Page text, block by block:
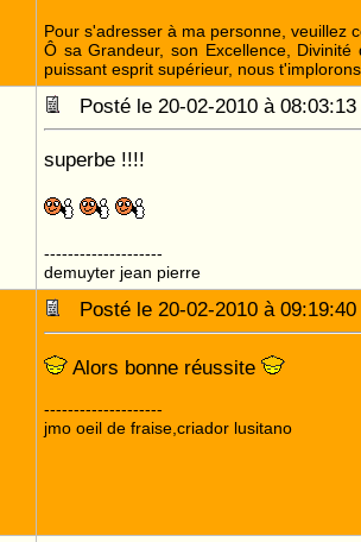
Pour s'adresser à ma personne, veuillez
Ô sa Grandeur, son Excellence,
puissant esprit supérieur, nous t'implorons
Posté le 20-02-2010 à
superbe !!!!
--------------------
demuyter jean pierre
Posté le 20-02-2010 à
Alors bonne réussite
--------------------
jmo oeil de fraise,criador lusitano